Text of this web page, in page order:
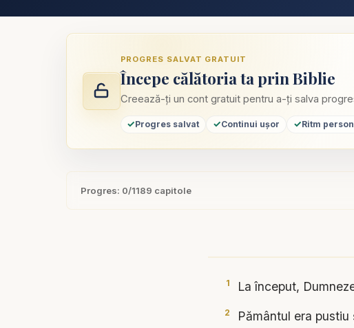
PROGRES SALVAT GRATUIT
Începe călătoria ta prin Biblie
Creează-ți un cont gratuit pentru a-ți salva
✓Progres salvat ✓Continui ușor ✓Ritm
Progres: 0/1189 capitole
1 La început,
2
Pământul era